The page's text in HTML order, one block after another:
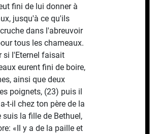
fini de lui donner à
jusqu'à ce qu'ils
dans l'abreuvoir
tous les chameaux.
si l'Eternel faisait
eurent fini de boire,
ainsi que deux
poignets, (23) puis il
t-il chez ton père de la
la fille de Bethuel,
«Il y a de la paille et